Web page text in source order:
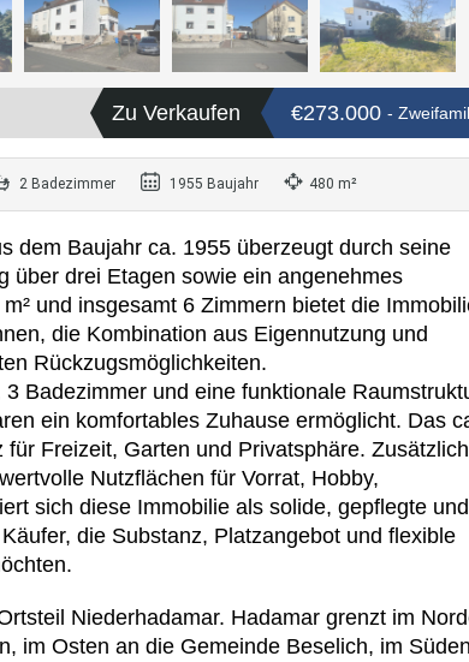
Zu Verkaufen €273.000 -
2 Badezimmer 1955 Baujahr 480 m²
dem Baujahr ca. 1955 überzeugt durch seine
über drei Etagen sowie ein angenehmes
und insgesamt 6 Zimmern bietet die
die Kombination aus Eigennutzung und
Rückzugsmöglichkeiten.
Badezimmer und eine funktionale
ein komfortables Zuhause ermöglicht. Das
Freizeit, Garten und Privatsphäre.
Nutzflächen für Vorrat, Hobby,
sich diese Immobilie als solide, gepflegte und
die Substanz, Platzangebot und flexible
Niederhadamar. Hadamar grenzt im
im Osten an die Gemeinde Beselich, im